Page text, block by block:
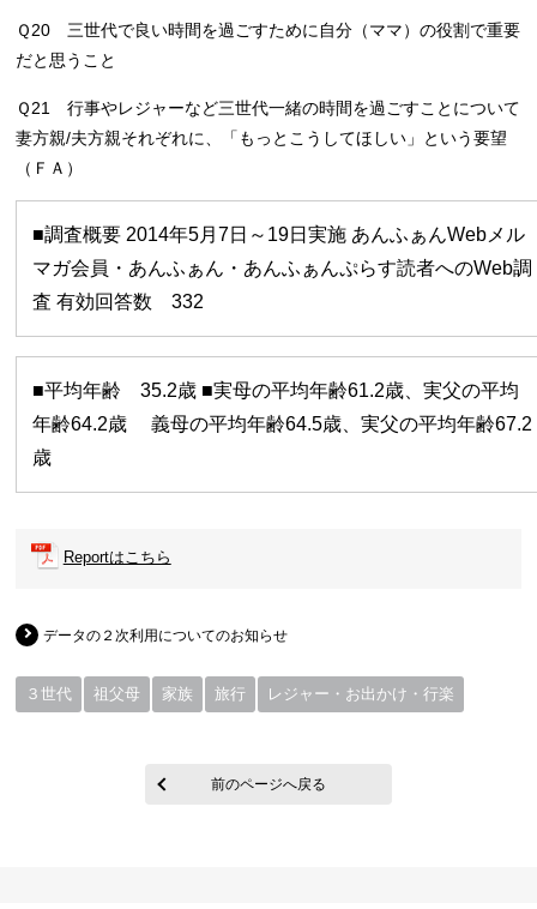
Ｑ20 三世代で良い時間を過ごすために自分（ママ）の役割で重要
だと思うこと
Ｑ21 行事やレジャーなど三世代一緒の時間を過ごすことについて
妻方親/夫方親それぞれに、「もっとこうしてほしい」という要望
（ＦＡ）
■調査概要 2014年5月7日～19日実施 あんふぁんWebメル
マガ会員・あんふぁん・あんふぁんぷらす読者へのWeb調
査 有効回答数 332
■平均年齢 35.2歳 ■実母の平均年齢61.2歳、実父の平均
年齢64.2歳 義母の平均年齢64.5歳、実父の平均年齢67.2
歳
Reportはこちら
データの２次利用についてのお知らせ
３世代 祖父母 家族 旅行 レジャー・お出かけ・行楽
前のページへ戻る